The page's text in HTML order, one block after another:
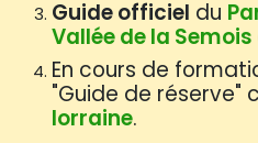
Guide officiel du
Vallée de la Semois
En cours de
"Guide de réserve"
lorraine.